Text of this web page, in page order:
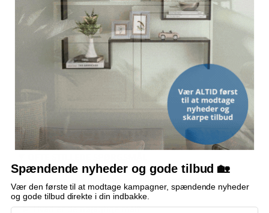
DIAMETER PÅ METALSKAFT
18 mm
2 m, farve: hvid
INKLUDERET
øverste aluminiumsskinne, nederste skinne, beslag, kroge,
kædeholder, pakninger og kuglekæde
Hvordan reguleres lyset i zebragardinet?
Brun - 40 x 100 cm 209,-
Brun - 60 x 120 cm
399,-
Brun - 50 x 100 cm 219,-
324,-
259,-
Grå - 70 x 120 cm
424,-
239,-
Spændende nyheder og gode tilbud 🏡
Vær den første til at modtage kampagner, spændende nyheder
og gode tilbud direkte i din indbakke.